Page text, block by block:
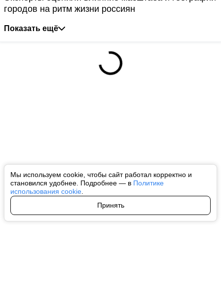
Мы используем cookie, чтобы сайт работал корректно и
становился удобнее. Подробнее — в Политике
использования cookie
Принять
городов на ритм жизни россиян
Показать ещё